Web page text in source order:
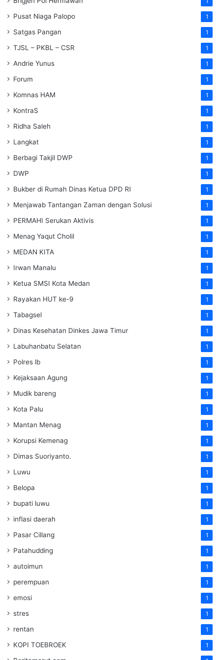
Pusat Niaga Palopo 1
Satgas Pangan 1
TJSL – PKBL – CSR 1
Andrie Yunus 1
Forum 1
Komnas HAM 1
KontraS 1
Ridha Saleh 1
Langkat 1
Berbagi Takjil DWP 1
DWP 1
Bukber di Rumah Dinas Ketua DPD RI 1
Menjawab Tantangan Zaman dengan Solusi 1
PERMAHI Serukan Aktivis 1
Menag Yaqut Cholil 1
MEDAN KITA 1
Irwan Manalu 1
Ketua SMSI Kota Medan 1
Rayakan HUT ke-9 1
Tabagsel 1
Dinas Kesehatan Dinkes Jawa Timur 1
Labuhanbatu Selatan 1
Polres lb 1
Kejaksaan Agung 1
Mudik bareng 1
Kota Palu 1
Mantan Menag 1
Korupsi Kemenag 1
Dimas Suoriyanto. 1
Luwu 1
Belopa 1
bupati luwu 1
inflasi daerah 1
Pasar Cillang 1
Patahudding 1
autoimun 1
perempuan 1
emosi 1
stres 1
rentan 1
KOPI TOEBROEK 1